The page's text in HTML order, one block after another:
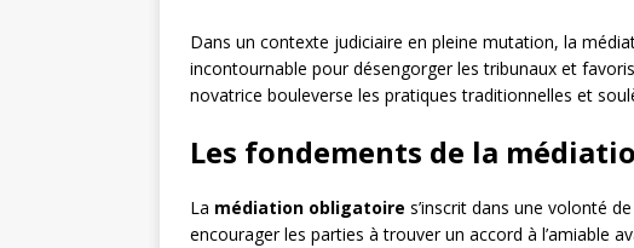
Dans un contexte judiciaire en pleine mutation, la
incontournable pour désengorger les tribunaux et
novatrice bouleverse les pratiques traditionnelles et
Les fondements de la
La médiation obligatoire s’inscrit dans une volonté de
encourager les parties à trouver un accord à l’amiable